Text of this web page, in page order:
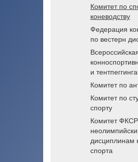
Комитет по
коневодству
Федерация
по вестерн
и тентпеггинга
Комитет по
Комитет по
спорту
Комитет
дисциплинам
спорта